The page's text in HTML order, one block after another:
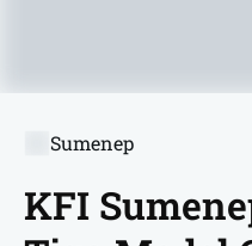
Sumenep
KFI